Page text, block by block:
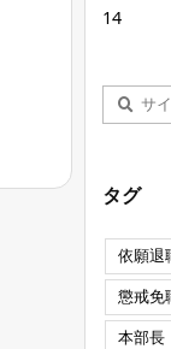
14
タグ
依願退
懲戒免
本部長